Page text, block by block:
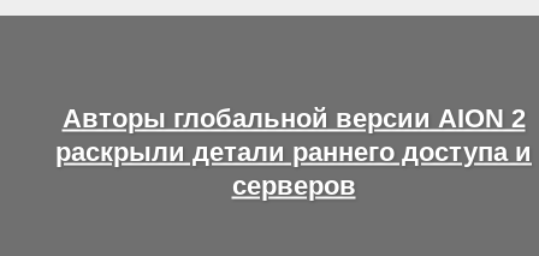
Авторы глобальной версии AION 2
раскрыли детали раннего доступа и
серверов